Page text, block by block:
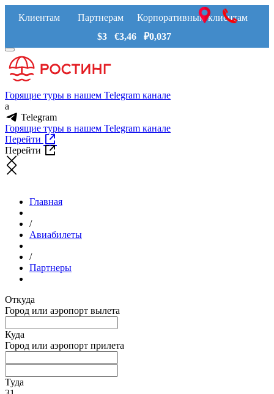
Клиентам Партнерам
Корпоративным клиентам
$3 €3,46 ₽0,037
Горящие туры в нашем Telegram канале
a
Telegram
Горящие туры в нашем Telegram канале
Перейти
Перейти
Главная
/
Авиабилеты
/
Партнеры
Откуда
Город или аэропорт вылета
Куда
Город или аэропорт прилета
Туда